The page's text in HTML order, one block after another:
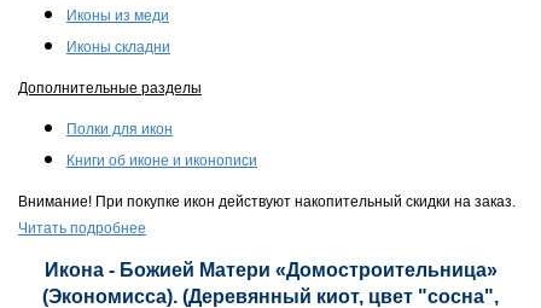
Иконы из меди
Иконы складни
Дополнительные разделы
Полки для икон
Книги об иконе и иконописи
Внимание! При покупке икон действуют накопительный скидки на заказ.
Читать подробнее
Икона - Божией Матери «Домостроительница»
(Экономисса). (Деревянный киот, цвет "сосна",